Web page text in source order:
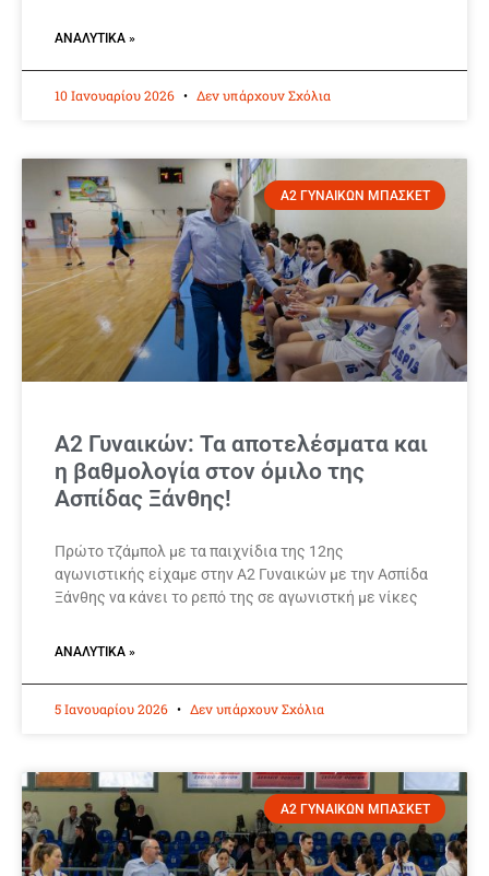
ΑΝΑΛΥΤΙΚΆ »
10 Ιανουαρίου 2026 Δεν υπάρχουν Σχόλια
Α2 ΓΥΝΑΙΚΩΝ ΜΠΑΣΚΕΤ
Α2 Γυναικών: Τα αποτελέσματα και
η βαθμολογία στον όμιλο της
Ασπίδας Ξάνθης!
Πρώτο τζάμπολ με τα παιχνίδια της 12ης
αγωνιστικής είχαμε στην Α2 Γυναικών με την Ασπίδα
Ξάνθης να κάνει το ρεπό της σε αγωνιστκή με νίκες
ΑΝΑΛΥΤΙΚΆ »
5 Ιανουαρίου 2026 Δεν υπάρχουν Σχόλια
Α2 ΓΥΝΑΙΚΩΝ ΜΠΑΣΚΕΤ